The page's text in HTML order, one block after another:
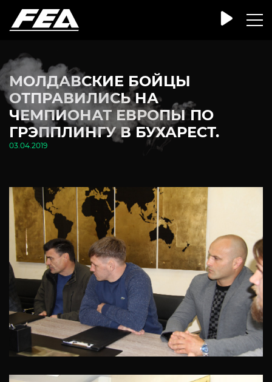
МОЛДАВСКИЕ БОЙЦЫ
ОТПРАВИЛИСЬ НА
ЧЕМПИОНАТ ЕВРОПЫ ПО
ГРЭППЛИНГУ В БУХАРЕСТ.
03.04.2019